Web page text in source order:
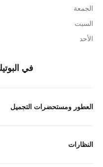
الجمعة
السبت
الأحد
في
العطور ومستحضرات التجميل
النظارات